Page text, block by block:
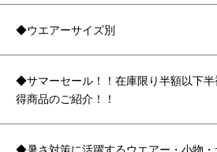
◆ウエアーサイズ別
◆サマーセール！！在庫限り半額以下
得商品のご紹介！！
◆暑さ対策に活躍するウエアー・小物